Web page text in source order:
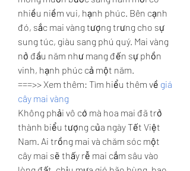
nhiều niềm vui, hạnh phúc. Bên cạnh
đó, sắc mai vàng tượng trưng cho sự
sung túc, giàu sang phú quý. Mai vàng
nở đầu năm như mang đến sự phồn
vinh, hạnh phúc cả một năm.
===>> Xem thêm: Tìm hiểu thêm về giá
cây mai vàng
Không phải vô cớ mà hoa mai đã trở
thành biểu tượng của ngày Tết Việt
Nam. Ai trồng mai và chăm sóc một
cây mai sẽ thấy rễ mai cắm sâu vào